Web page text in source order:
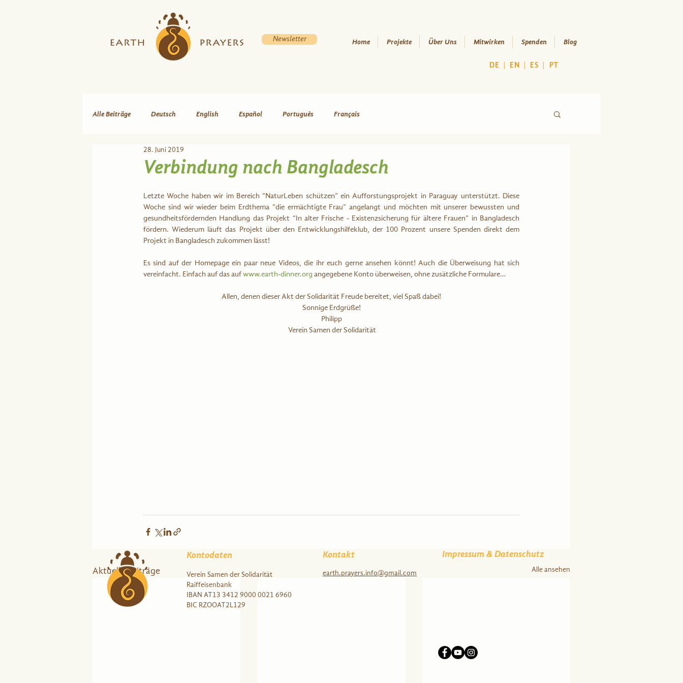
Newsletter Home Projekte Über Uns Mitwirken Spenden Blog
DE | EN | ES | PT
Alle Beiträge Deutsch English Español Português Français
Verbindung nach Bangladesch
28. Juni 2019
Letzte Woche haben wir im Bereich “NaturLeben schützen” ein Aufforstungsprojekt in Paraguay unterstützt. Diese
Woche sind wir wieder beim Erdthema “die ermächtigte Frau” angelangt und möchten mit unserer bewussten und
gesundheitsfördernden Handlung das Projekt “In alter Frische - Existenzsicherung für ältere Frauen” in Bangladesch
fördern. Wiederum läuft das Projekt über den Entwicklungshilfeklub, der 100 Prozent unsere Spenden direkt dem
Projekt in Bangladesch zukommen lässt!
Es sind auf der Homepage ein paar neue Videos, die ihr euch gerne ansehen könnt! Auch die Überweisung hat sich
vereinfacht. Einfach auf das auf www.earth-dinner.org angegebene Konto überweisen, ohne zusätzliche Formulare…
Allen, denen dieser Akt der Solidarität Freude bereitet, viel Spaß dabei!
Sonnige Erdgrüße!
Philipp
Verein Samen der Solidarität
Aktuelle Beiträge Alle ansehen
Kontodaten
Verein Samen der Solidarität
Raiffeisenbank
IBAN AT13 3412 9000 0021 6960
BIC RZOOAT2L129
Kontakt
earth.prayers.info@gmail.com
Impressum & Datenschutz